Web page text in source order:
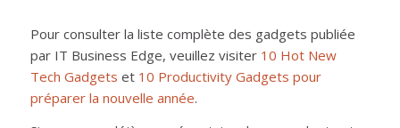
Pour consulter la liste complète des gadgets publiée
par IT Business Edge, veuillez visiter 10 Hot New
Tech Gadgets et 10 Productivity Gadgets pour
préparer la nouvelle année.